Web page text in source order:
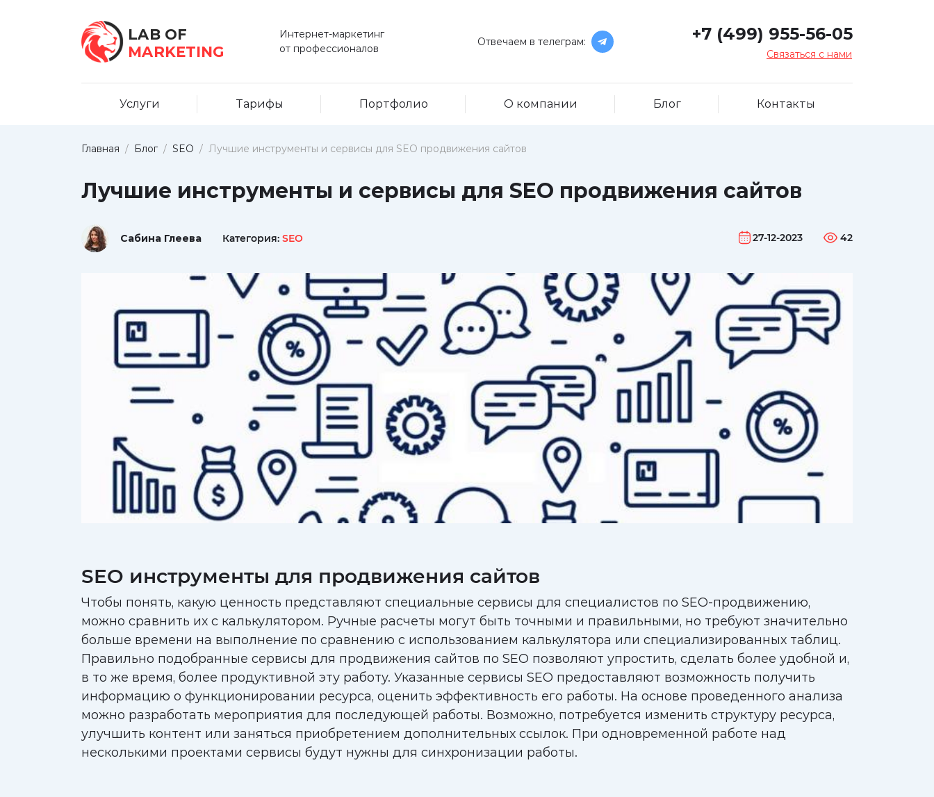
LAB OF
MARKETING
Интернет-маркетинг
от профессионалов
Отвечаем в телеграм: +7 (499) 955-56-05
Связаться с нами
Услуги Тарифы Портфолио О компании Блог Контакты
Главная / Блог / SEO / Лучшие инструменты и сервисы для SEO продвижения сайтов
Лучшие инструменты и сервисы для SEO продвижения сайтов
Сабина Глеева Категория: SEO 27-12-2023 42
SEO инструменты для продвижения сайтов
Чтобы понять, какую ценность представляют специальные сервисы для специалистов по SEO-продвижению,
можно сравнить их с калькулятором. Ручные расчеты могут быть точными и правильными, но требуют значительно
больше времени на выполнение по сравнению с использованием калькулятора или специализированных таблиц.
Правильно подобранные сервисы для продвижения сайтов по SEO позволяют упростить, сделать более удобной и,
в то же время, более продуктивной эту работу. Указанные сервисы SEO предоставляют возможность получить
информацию о функционировании ресурса, оценить эффективность его работы. На основе проведенного анализа
можно разработать мероприятия для последующей работы. Возможно, потребуется изменить структуру ресурса,
улучшить контент или заняться приобретением дополнительных ссылок. При одновременной работе над
несколькими проектами сервисы будут нужны для синхронизации работы.